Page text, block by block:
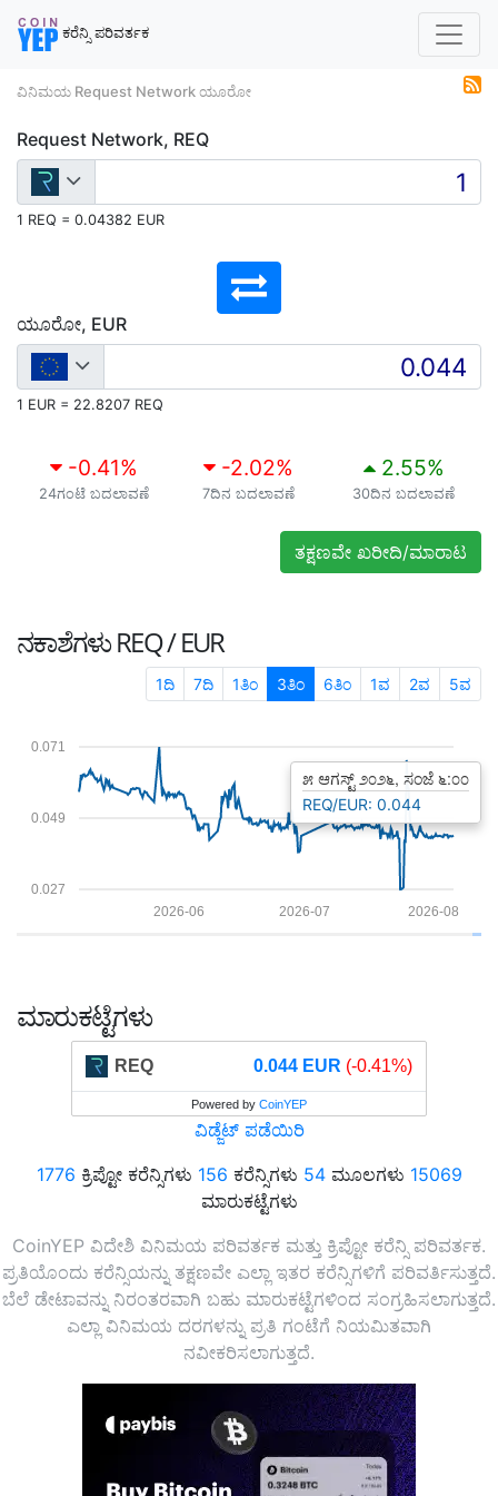
ಕರೆನ್ಸಿ ಪರಿವರ್ತಕ
ವಿನಿಮಯ Request Network ಯೂರೋ
Request Network, REQ
1 REQ = 0.04382 EUR
ಯೂರೋ, EUR
1 EUR = 22.8207 REQ
-0.41%
24ಗಂಟೆ ಬದಲಾವಣೆ
-2.02%
7ದಿನ ಬದಲಾವಣೆ
2.55%
30ದಿನ ಬದಲಾವಣೆ
ತಕ್ಷಣವೇ ಖರೀದಿ/ಮಾರಾಟ
ನಕಾಶೆಗಳುREQ / EUR
1ದಿ 7ದಿ 1ತಿಂ 3ತಿಂ 6ತಿಂ 1ವ 2ವ 5ವ
0.027
0.049
0.071
2026-08
2026-07
2026-06
೫ ಆಗಸ್ಟ್ ೨೦೨೬, ಸಂಜೆ ೬:೦೦
REQ/EUR: 0.044
ಮಾರುಕಟ್ಟೆಗಳು
REQ 0.044 EUR (-0.41%)
Powered by CoinYEP
ವಿಡ್ಜೆಟ್ ಪಡೆಯಿರಿ
1776 ಕ್ರಿಪ್ಟೋ ಕರೆನ್ಸಿಗಳು 156 ಕರೆನ್ಸಿಗಳು 54ಮೂಲಗಳು 15069
ಮಾರುಕಟ್ಟೆಗಳು
CoinYEP ವಿದೇಶಿ ವಿನಿಮಯ ಪರಿವರ್ತಕ ಮತ್ತು ಕ್ರಿಪ್ಟೋ ಕರೆನ್ಸಿ ಪರಿವರ್ತಕ.
ಪ್ರತಿಯೊಂದು ಕರೆನ್ಸಿಯನ್ನು ತಕ್ಷಣವೇ ಎಲ್ಲಾ ಇತರ ಕರೆನ್ಸಿಗಳಿಗೆ ಪರಿವರ್ತಿಸುತ್ತದೆ.
ಬೆಲೆ ಡೇಟಾವನ್ನು ನಿರಂತರವಾಗಿ ಬಹು ಮಾರುಕಟ್ಟೆಗಳಿಂದ ಸಂಗ್ರಹಿಸಲಾಗುತ್ತದೆ.
ಎಲ್ಲಾ ವಿನಿಮಯ ದರಗಳನ್ನು ಪ್ರತಿ ಗಂಟೆಗೆ ನಿಯಮಿತವಾಗಿ
ನವೀಕರಿಸಲಾಗುತ್ತದೆ.